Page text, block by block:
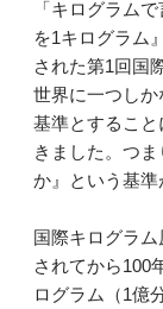
「キログラム
を1キログラム
された第1回国
世界に一つし
基準とするこ
きました。つ
か』という基準
国際キログラ
されてから100
ログラム（1億